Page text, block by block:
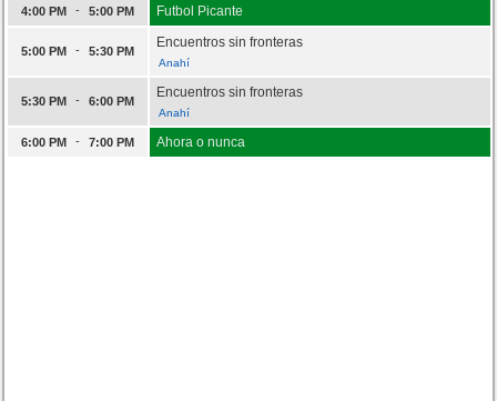
4:00 PM - 5:00 PM Futbol Picante
5:00 PM - 5:30 PM
Encuentros sin fronteras
Anahí
5:30 PM - 6:00 PM
Encuentros sin fronteras
Anahí
6:00 PM - 7:00 PM Ahora o nunca